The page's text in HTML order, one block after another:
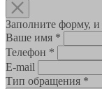
Заполните форму,
Ваше имя *
Телефон *
E-mail
Тип обращения *